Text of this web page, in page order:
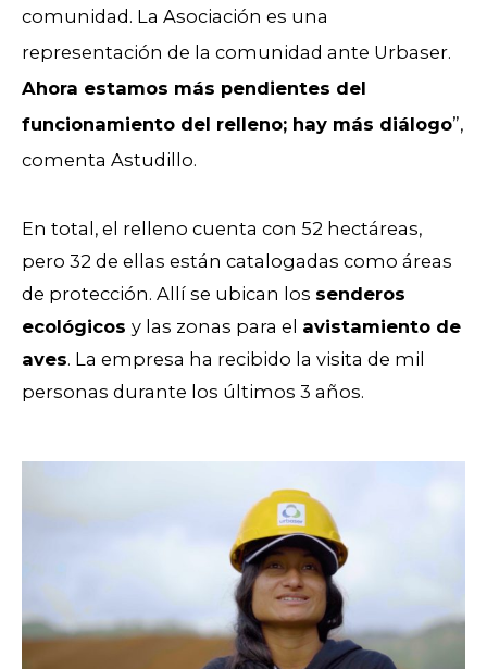
comunidad. La Asociación es una
representación de la comunidad ante Urbaser.
Ahora estamos más pendientes del
funcionamiento del relleno; hay más diálogo”,
comenta Astudillo.
En total, el relleno cuenta con 52 hectáreas,
pero 32 de ellas están catalogadas como áreas
de protección. Allí se ubican los senderos
ecológicos y las zonas para el avistamiento de
aves. La empresa ha recibido la visita de mil
personas durante los últimos 3 años.